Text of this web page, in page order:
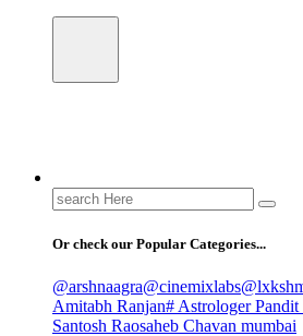
Search
for:
Or check our Popular Categories...
@arshnaagra@cinemixlabs
Amitabh Ranjan# Astrologer Pandit
Santosh Raosaheb Chavan mumbai